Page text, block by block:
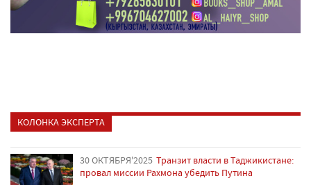
КОЛОНКА ЭКСПЕРТА
30 ОКТЯБРЯ'2025 Транзит власти в Таджикистане:
провал миссии Рахмона убедить Путина